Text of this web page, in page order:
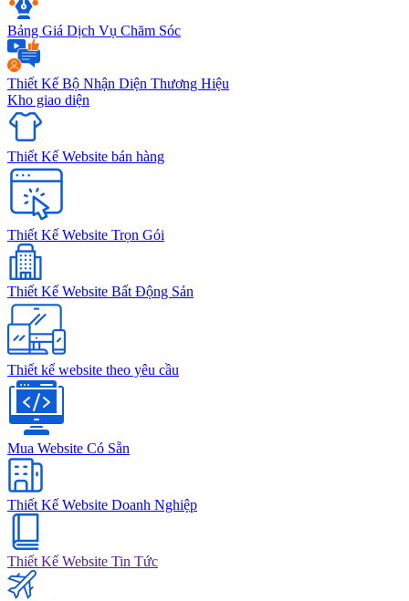
Bảng Giá Dịch Vụ Chăm Sóc
Thiết Kế Bộ Nhận Diện Thương Hiệu
Kho giao diện
Thiết Kế Website bán hàng
Thiết Kế Website Trọn Gói
Thiết Kế Website Bất Động Sản
Thiết kế website theo yêu cầu
Mua Website Có Sẵn
Thiết Kế Website Doanh Nghiệp
Thiết Kế Website Tin Tức